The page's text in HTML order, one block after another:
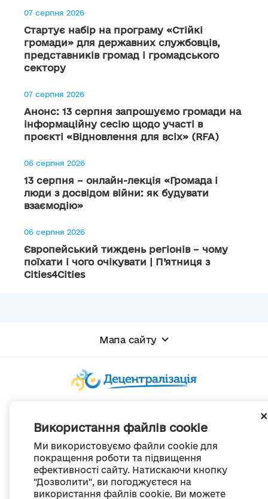
Використання файлів cookie
Ми використовуємо файли cookie для
покращення роботи та підвищення
ефективності сайту. Натискаючи кнопку
"Дозволити", ви погоджуєтеся на
використання файлів cookie. Ви можете
07 серпня 2026
Стартує набір на програму «Стійкі
громади» для державних службовців,
представників громад і громадського
сектору
07 серпня 2026
Анонс: 13 серпня запрошуємо громади на
інформаційну сесію щодо участі в
проєкті «Відновлення для всіх» (RFA)
06 серпня 2026
13 серпня – онлайн-лекція «Громада і
люди з досвідом війни: як будувати
взаємодію»
06 серпня 2026
Європейський тиждень регіонів – чому
поїхати і чого очікувати | П’ятниця з
Cities4Cities
Мапа сайту
Проект був створений 2014 року для комунікації реформи місцевого
самоврядування
та територіальної організації влади в Україні.
Створення та наповнення -
ГО «Портал «Децентралізація»
Весь контент доступний за ліцензією
Creative Commons Attribution 4.0 International license,
якщо не зазначено інше